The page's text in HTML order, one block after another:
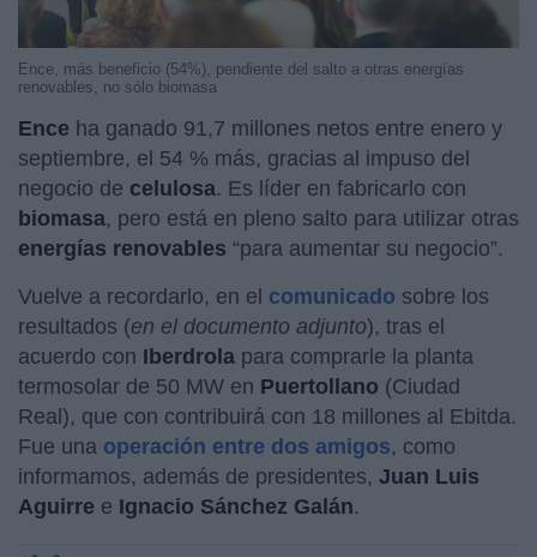
Ence, más beneficio (54%), pendiente del salto a otras energías
renovables, no sólo biomasa
Ence ha ganado 91,7 millones netos entre enero y
septiembre, el 54 % más, gracias al impuso del
negocio de celulosa. Es líder en fabricarlo con
biomasa, pero está en pleno salto para utilizar otras
energías renovables “para aumentar su negocio”.
Vuelve a recordarlo, en el comunicado sobre los
resultados (en el documento adjunto), tras el
acuerdo con Iberdrola para comprarle la planta
termosolar de 50 MW en Puertollano (Ciudad
Real), que con contribuirá con 18 millones al Ebitda.
Fue una operación entre dos amigos, como
informamos, además de presidentes, Juan Luis
Aguirre e Ignacio Sánchez Galán.